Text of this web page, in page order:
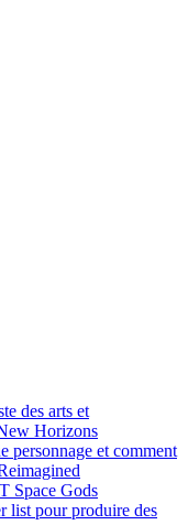
des arts et
Horizons
personnage et comment
Space Gods
list pour produire des